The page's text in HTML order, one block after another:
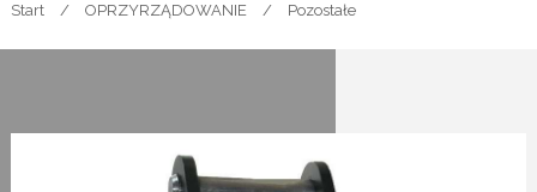
Start OPRZYRZĄDOWANIE Pozostałe